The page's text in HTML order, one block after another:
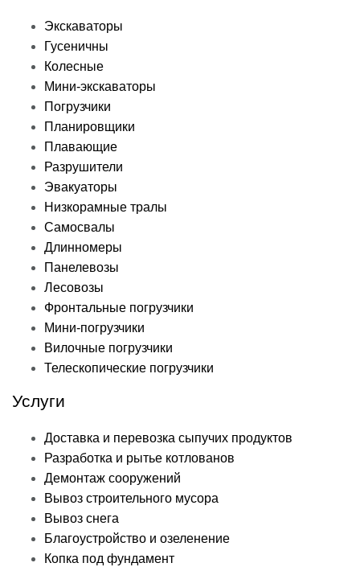
Экскаваторы
Гусеничны
Колесные
Мини-экскаваторы
Погрузчики
Планировщики
Плавающие
Разрушители
Эвакуаторы
Низкорамные тралы
Самосвалы
Длинномеры
Панелевозы
Лесовозы
Фронтальные погрузчики
Мини-погрузчики
Вилочные погрузчики
Телескопические погрузчики
Услуги
Доставка и перевозка сыпучих продуктов
Разработка и рытье котлованов
Демонтаж сооружений
Вывоз строительного мусора
Вывоз снега
Благоустройство и озеленение
Копка под фундамент